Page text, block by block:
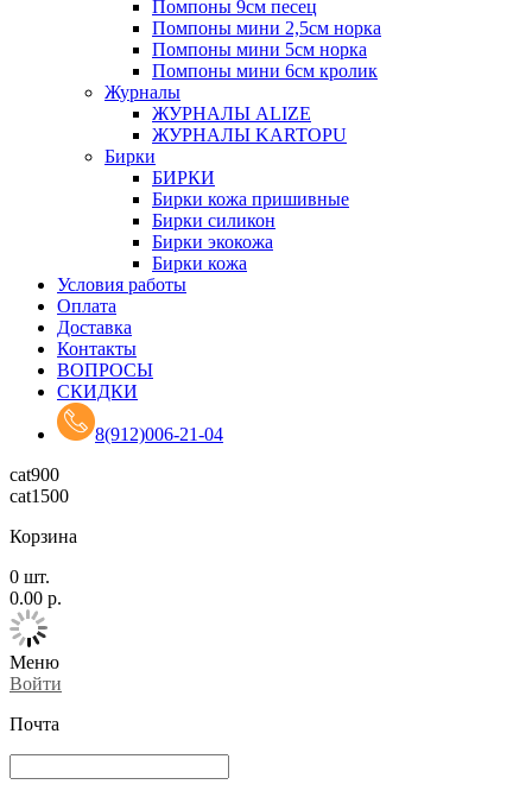
Помпоны 9см песец
Помпоны мини 2,5см норка
Помпоны мини 5см норка
Помпоны мини 6см кролик
Журналы
ЖУРНАЛЫ ALIZE
ЖУРНАЛЫ KARTOPU
Бирки
БИРКИ
Бирки кожа пришивные
Бирки силикон
Бирки экокожа
Бирки кожа
Условия работы
Оплата
Доставка
Контакты
ВОПРОСЫ
СКИДКИ
8(912)006-21-04
cat900
cat1500
Корзина
0 шт.
0.00 р.
Меню
Войти
Почта